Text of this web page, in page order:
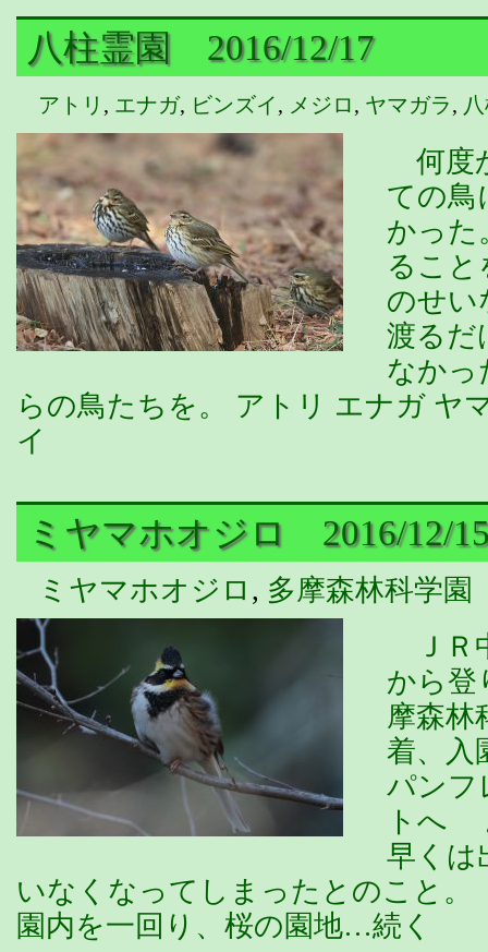
八柱霊園 2016/12/17
アトリ , エナガ, ビンズイ, メジロ, ヤマガラ,
何度
ての鳥
かっ
ること
のせい
渡るだ
なか
らの鳥たちを。 アトリ エナガ ヤ
イ
ミヤマホオジロ 2016/12/
ミヤマホオジロ , 多摩森林科学園
ＪＲ
から登
摩森林
着、入
パンフ
トへ
早くは
いなくなってしまったとのこと
園内を一回り、桜の園地…続く